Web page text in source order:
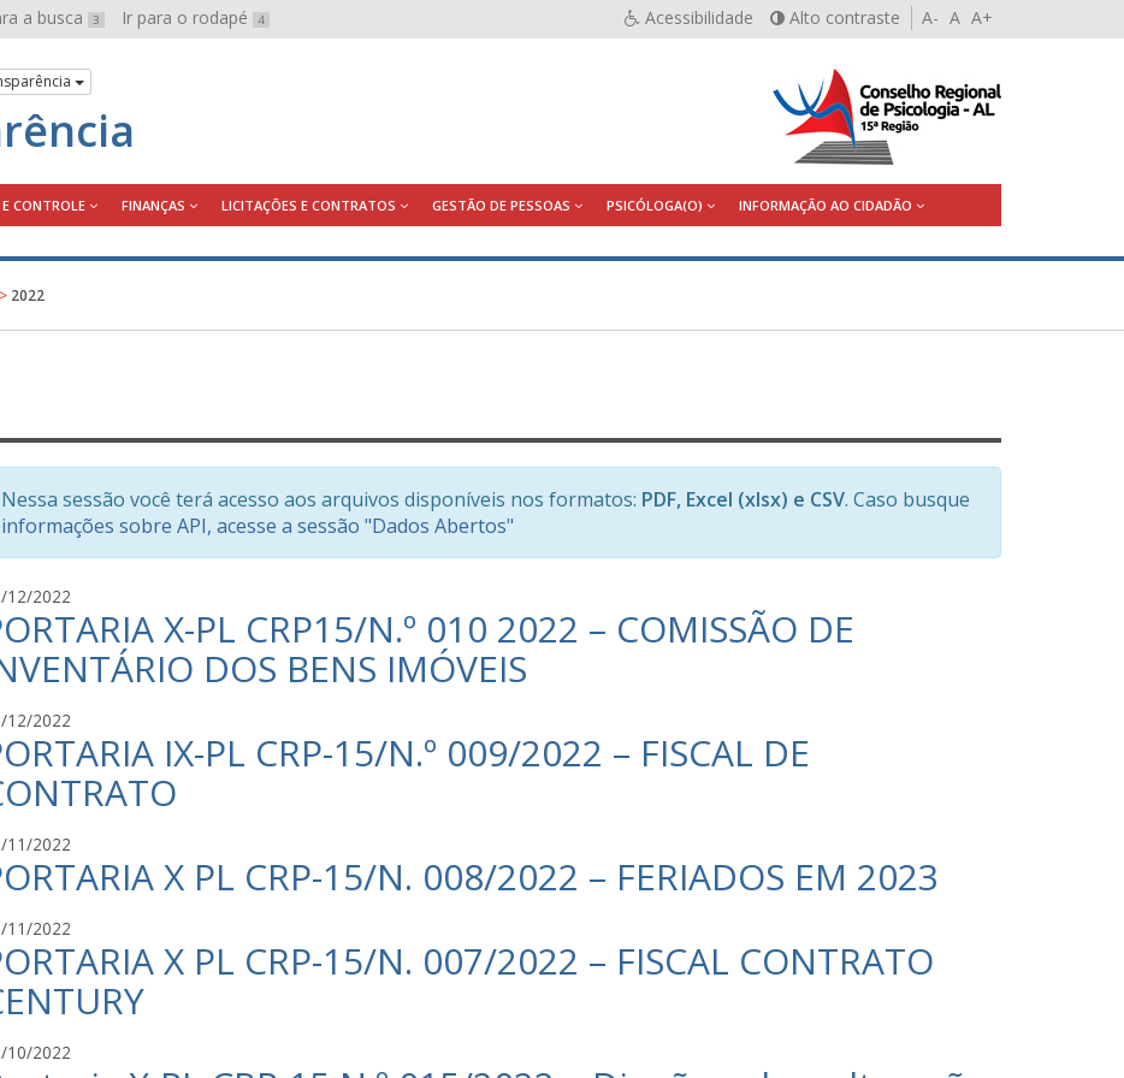
a busca 3 Ir para o rodapé 4 Acessibilidade Alto contraste A- A A+
CONTROLE FINANÇAS LICITAÇÕES E CONTRATOS GESTÃO DE PESSOAS PSICÓLOGA(O) INFORMAÇÃO AO CIDADÃO
> 2022
Nessa sessão você terá acesso aos arquivos disponíveis nos formatos: PDF, Excel (xlsx) e CSV. Caso busque
informações sobre API, acesse a sessão "Dados Abertos"
12/2022C
r
s
i
a
n
o
a
v
l
c
a
n
t
X-PL CRP15/N.º 010 2022 – COMISSÃO DE
DOS BENS IMÓVEIS
12/2022C
r
i
a
o
C
a
v
l
IX-PL CRP-15/N.º 009/2022 – FISCAL DE
11/2022C
r
s
t
a
o
X PL CRP-15/N. 008/2022 – FERIADOS EM 2023
11/2022C
r
s
i
X PL CRP-15/N. 007/2022 – FISCAL CONTRATO
10/2022C